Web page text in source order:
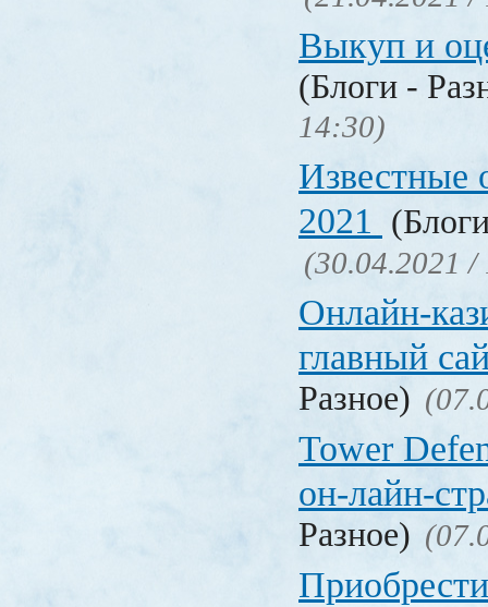
Выкуп и
(Блоги -
14:30)
Известные
2021
(30.04.2021 /
Онлайн-
главный
Разное)
Tower
он-лайн-
Разное)